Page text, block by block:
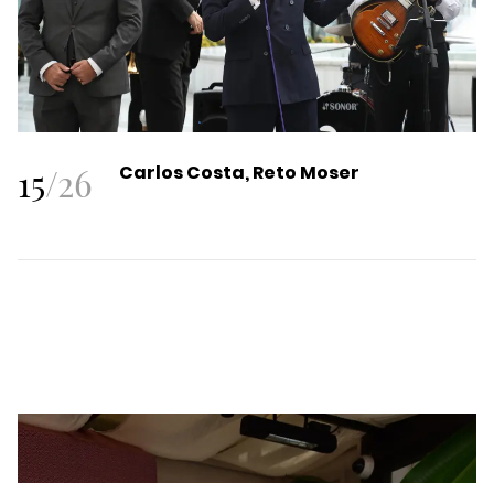
15/26 Carlos Costa, Reto Moser